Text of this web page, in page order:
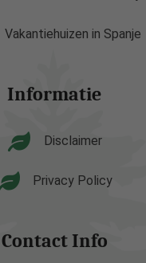
Vakantiehuizen in Spanje
Informatie
Disclaimer
Privacy Policy
Contact Info